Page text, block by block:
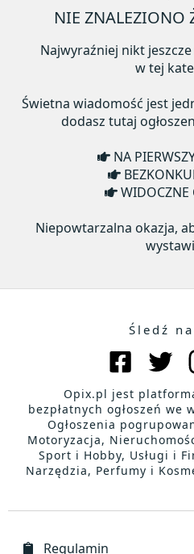
NIE ZNALEZIONO
Najwyraźniej nikt jeszcze
w tej
Świetna wiadomość jest
dodasz tutaj
NA
WIDOCZNE
Niepowtarzalna okazja,
Śledź
Opix.pl jest
bezpłatnych ogłoszeń we
Ogłoszenia
Motoryzacja,
Sport i Hobby, Usługi i
Narzędzia, Perfumy i
Regulamin